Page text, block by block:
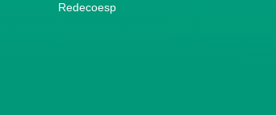
Redecoesp